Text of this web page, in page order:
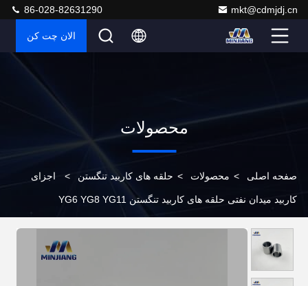
mkt@cdmjdj.cn
86-028-82631290
الان چت کن
محصولات
صفحه اصلی > محصولات > حلقه های کاربید تنگستن > اجزای
کاربید میدان نفتی حلقه های کاربید تنگستن YG6 YG8 YG11